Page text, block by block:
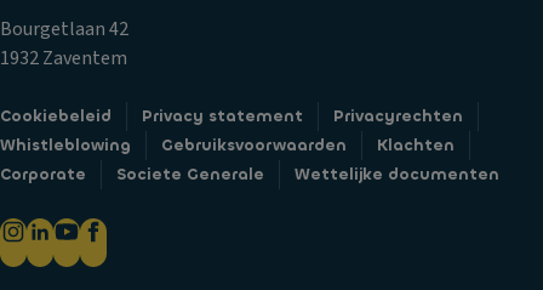
Bourgetlaan 42
1932 Zaventem
Cookiebeleid Privacy statement
Privacyrechten
Whistleblowing
Gebruiksvoorwaarden
Klachten
Corporate
Societe Generale Wettelijke documenten